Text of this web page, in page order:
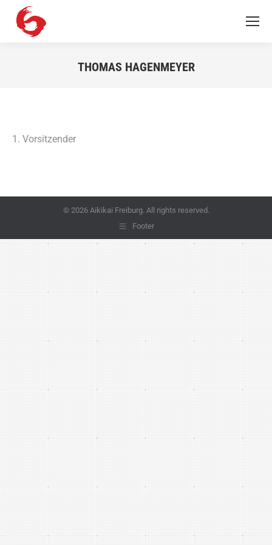
THOMAS HAGENMEYER
1. Vorsitzender
© 2026 Aikikai Freiburg. All rights reserved.
Footer